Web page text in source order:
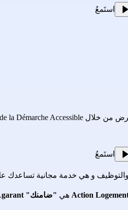
استَمعُ
من خلال la Démarche Accessible
استَمعُ
هي "ضامنك" garant .